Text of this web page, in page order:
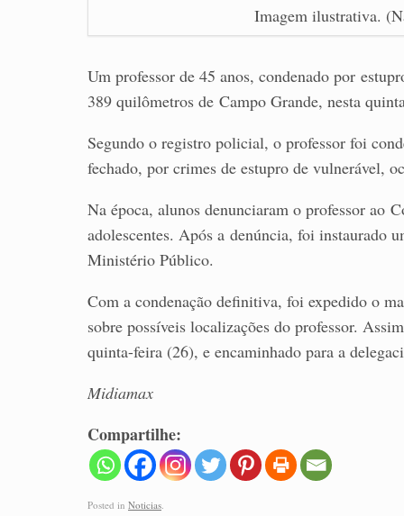
Imagem ilustrativa.
Um professor de 45 anos, condenado por
389 quilômetros de Campo Grande, nesta
Segundo o registro policial, o professor foi
fechado, por crimes de estupro de vulnerável,
Na época, alunos denunciaram o professor ao
adolescentes. Após a denúncia, foi instaurado
Ministério Público.
Com a condenação definitiva, foi expedido o
sobre possíveis localizações do professor.
quinta-feira (26), e encaminhado para a
Midiamax
Compartilhe:
Posted in Noticias